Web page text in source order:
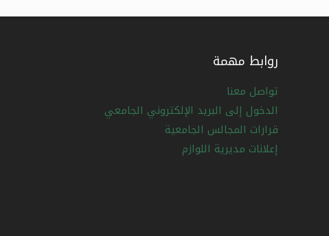
روابط مهمة
تواصل معنا
الدخول إلى البريد الإلكتروني الجامعي
قرارات المجالس الجامعية
إعلانات مديرية اللوازم